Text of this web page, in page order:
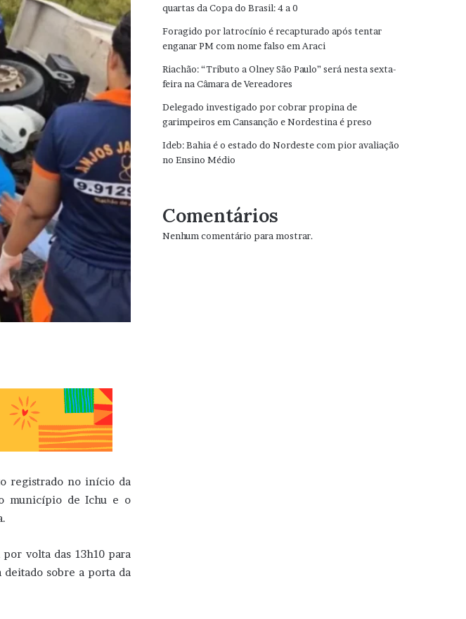
registrado no início da
município de Ichu e o
volta das 13h10 para
sobre a porta da
quartas da Copa do Brasil: 4 a 0
Foragido por latrocínio é recapturado após tentar
enganar PM com nome falso em Araci
Riachão: “Tributo a Olney São Paulo” será nesta sexta-
feira na Câmara de Vereadores
Delegado investigado por cobrar propina de
garimpeiros em Cansanção e Nordestina é preso
Ideb: Bahia é o estado do Nordeste com pior avaliação
no Ensino Médio
Comentários
Nenhum comentário para mostrar.